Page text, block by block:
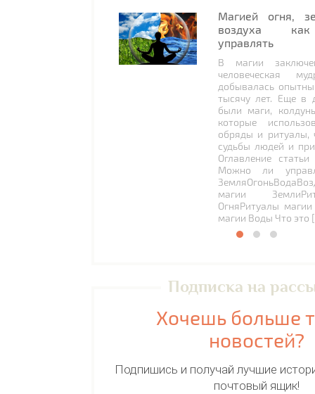
Магией огня,
воздуха
управлять
В магии
человеческая
добывалась
тысячу лет. Еще в
были маги,
которые
обряды и ритуалы,
судьбы людей и
Оглавление
Можно ли
магии
ОгняРитуалы
магии Воды Что это
Подписка на
Хочешь больше
новостей?
Подпишись и получай лучшие
почтовый ящик!